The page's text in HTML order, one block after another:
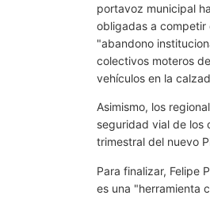
portavoz municipal
obligadas a competir
"abandono
colectivos moteros
vehículos en la
Asimismo, los
seguridad vial de los
trimestral del nuevo
Para finalizar, Felipe
es una "herramienta